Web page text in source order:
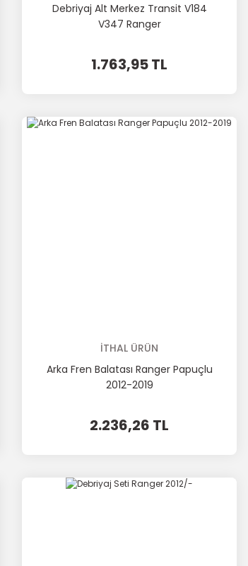
Debriyaj Alt Merkez Transit V184
V347 Ranger
1.763,95 TL
İTHAL ÜRÜN
Arka Fren Balatası Ranger Papuçlu
2012-2019
2.236,26 TL